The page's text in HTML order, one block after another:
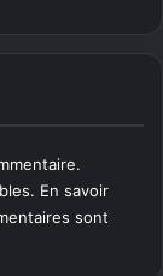
En savoir
sont